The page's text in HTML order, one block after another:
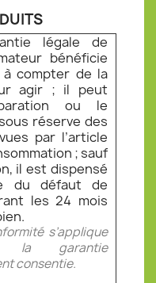
légale de
bénéficie
à compter de la
agir ; il peut
ou le
réserve des
par l’article
; sauf
il est dispensé
du défaut de
les 24 mois
s’applique
la garantie
consentie.